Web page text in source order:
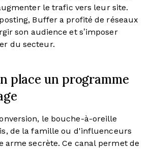
le trafic vers leur site.
Buffer a profité de réseaux
son audience et s’imposer
du secteur.
place un programme
le bouche-à-oreille
de la famille ou d'influenceurs
arme secrète. Ce canal permet de